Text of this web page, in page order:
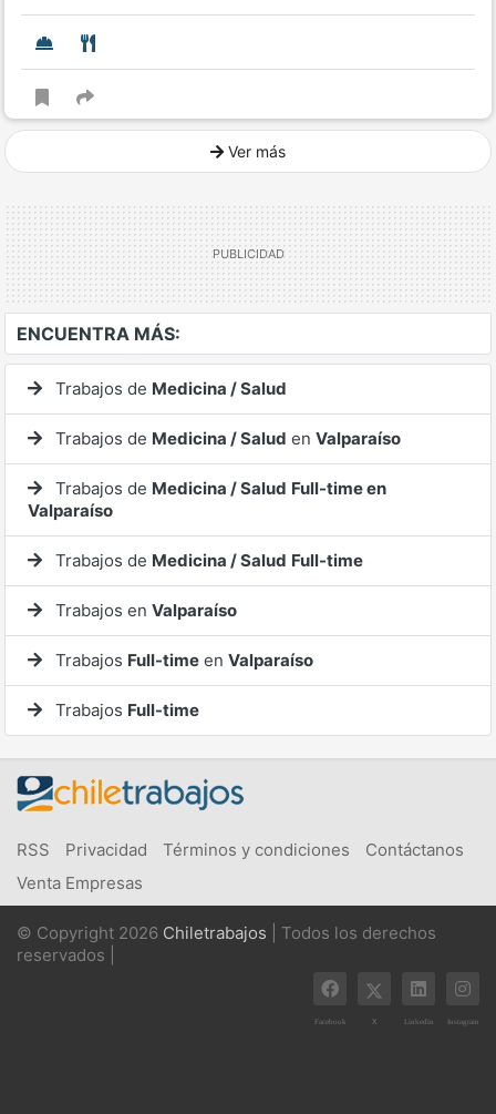
Ver más
ENCUENTRA MÁS:
Trabajos de Medicina / Salud
Trabajos de Medicina / Salud en Valparaíso
Trabajos de Medicina / Salud Full-time en
Valparaíso
Trabajos de Medicina / Salud Full-time
Trabajos en Valparaíso
Trabajos Full-time en Valparaíso
Trabajos Full-time
RSS Privacidad Términos y condiciones
Contáctanos
Venta Empresas
© Copyright 2026 Chiletrabajos | Todos los derechos
reservados |
Facebook X Linkedin Instagram